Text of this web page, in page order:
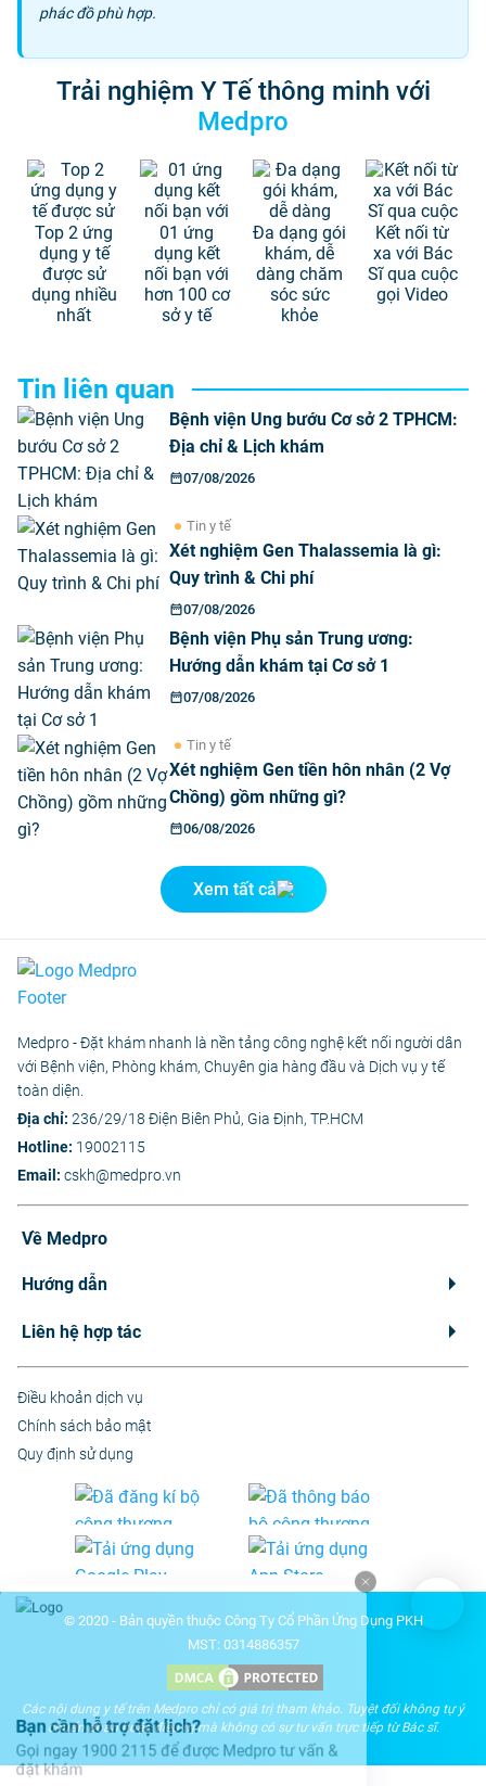
phác đồ phù hợp.
Trải nghiệm Y Tế thông minh với
Medpro
Top 2 ứng
dụng y tế
được sử
dụng nhiều
nhất
01 ứng
dụng kết
nối bạn với
hơn 100 cơ
sở y tế
Đa dạng gói
khám, dễ
dàng chăm
sóc sức
khỏe
Kết nối từ
xa với Bác
Sĩ qua cuộc
gọi Video
Tin liên quan
Bệnh viện Ung bướu Cơ sở 2 TPHCM:
Địa chỉ & Lịch khám
07/08/2026
Tin y tế
Xét nghiệm Gen Thalassemia là gì:
Quy trình & Chi phí
07/08/2026
Bệnh viện Phụ sản Trung ương:
Hướng dẫn khám tại Cơ sở 1
07/08/2026
Tin y tế
Xét nghiệm Gen tiền hôn nhân (2 Vợ
Chồng) gồm những gì?
06/08/2026
Xem tất cả
Medpro - Đặt khám nhanh là nền tảng công nghệ kết nối người dân
với Bệnh viện, Phòng khám, Chuyên gia hàng đầu và Dịch vụ y tế
toàn diện.
Địa chỉ: 236/29/18 Điện Biên Phủ, Gia Định, TP.HCM
Hotline: 19002115
Email: cskh@medpro.vn
Về Medpro
Hướng dẫn
Liên hệ hợp tác
Điều khoản dịch vụ
Chính sách bảo mật
Quy định sử dụng
© 2020 - Bản quyền thuộc Công Ty Cổ Phần Ứng Dụng PKH
MST: 0314886357
Các nội dung y tế trên Medpro chỉ có giá trị tham khảo. Tuyệt đối không tự ý
chuẩn đoán hoặc điều trị mà không có sự tư vấn trực tiếp từ Bác sĩ.
Bạn cần hỗ trợ đặt lịch?
Gọi ngay 1900 2115 để được Medpro tư vấn &
đặt khám